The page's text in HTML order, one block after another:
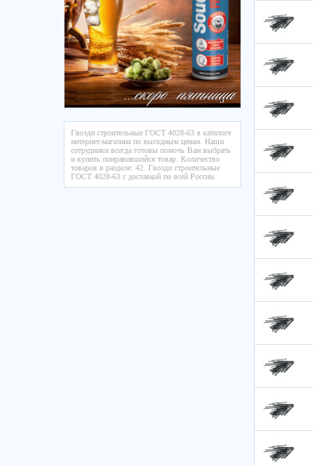
Гвозди строительные ГОСТ 4028-63 в каталоге
интернет-магазина по выгодным ценам. Наши
сотрудники всегда готовы помочь Вам выбрать
и купить понравившийся товар. Количество
товаров в разделе: 42. Гвозди строительные
ГОСТ 4028-63 с доставкой по всей России.